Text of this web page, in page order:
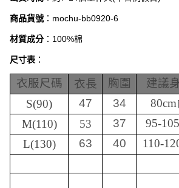
商品貨號 ： mochu-bb0920-6
材質成分 ：100%棉
尺寸表 ：
衣服尺碼 衣長 胸圍 建議
S(90)
47 34 80cm
M(110)
53 37 95-
L(130)
63 40 110-